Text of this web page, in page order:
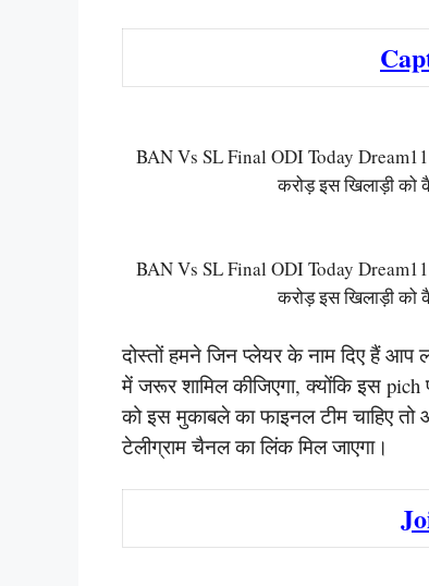
BAN Vs SL Final ODI Today
करोड़ इस खिलाड़ी को
BAN Vs SL Final ODI Today
करोड़ इस खिलाड़ी को
दोस्तों हमने जिन प्लेयर के नाम दिए हैं आप
में जरूर शामिल कीजिएगा, क्योंकि इस
को इस मुकाबले का फाइनल टीम चाहिए
टेलीग्राम चैनल का लिंक मिल जाएगा।